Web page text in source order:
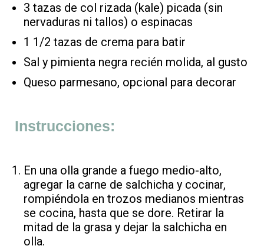
3 tazas de col rizada (kale) picada (sin
nervaduras ni tallos) o espinacas
1 1/2 tazas de crema para batir
Sal y pimienta negra recién molida, al gusto
Queso parmesano, opcional para decorar
Instrucciones:
En una olla grande a fuego medio-alto,
agregar la carne de salchicha y cocinar,
rompiéndola en trozos medianos mientras
se cocina, hasta que se dore. Retirar la
mitad de la grasa y dejar la salchicha en
olla.